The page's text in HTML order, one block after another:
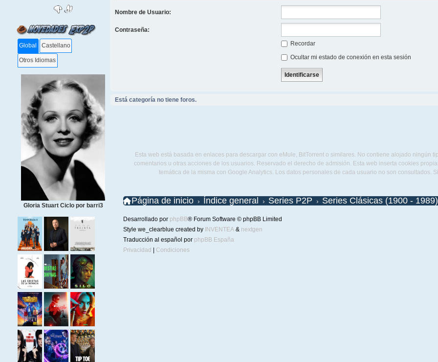
Global Castellano
Otros Idiomas
Gloria Stuart Ciclo por barri3
Nombre de Usuario:
Contraseña:
Recordar
Ocultar mi estado de conexión en esta sesión
Está categoría no tiene foros.
Esta web está basada en enlaces para descargar con eMule, BitTorrent o similares. No contiene alojado ningún
comentarios u otras acciones de los usuarios. Reservado el derecho de admisión. Esta web inserta cookies
temática de la misma con Google Analytics. Los datos personales de cada usuario no son consultados.
Página de inicio Índice general Series P2P Series Clásicas (1900 - 1989)
Desarrollado por phpBB® Forum Software © phpBB Limited
Style we_clearblue created by INVENTEA& nextgen
Traducción al español por phpBB España
Privacidad
Condiciones